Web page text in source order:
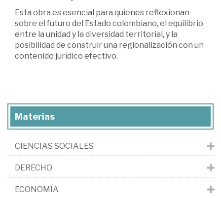
Esta obra es esencial para quienes reflexionan
sobre el futuro del Estado colombiano, el equilibrio
entre la unidad y la diversidad territorial, y la
posibilidad de construir una regionalización con un
contenido jurídico efectivo.
Materias
CIENCIAS SOCIALES
DERECHO
ECONOMÍA